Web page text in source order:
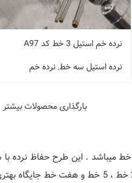
نرده خم استیل 3 خط کد A97
نرده استیل سه خط,نرده خم
بارگذاری محصولات بیشتر
یکی از رایج ترین نرده راه پله های مدرن ، نرده 3